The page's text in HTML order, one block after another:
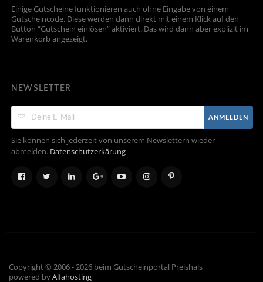
Einige Gutscheine funktionieren auch ohne Eingabe von einem
Gutscheincode. Diese werden dann direkt mit einem Klick auf den
Button “Gutschein einlösen” aktiviert. Das wird dann aber explizit im
Warenkorb angezeigt.
NEWSLETTER
ANMELDEN
Sie können sich jederzeit von unserem Newslettern wieder
abmelden. Datenschutzerkärung
Copyright © 2006 - 2026 beim Gutscheinportal Preishals
powered byAlfahosting